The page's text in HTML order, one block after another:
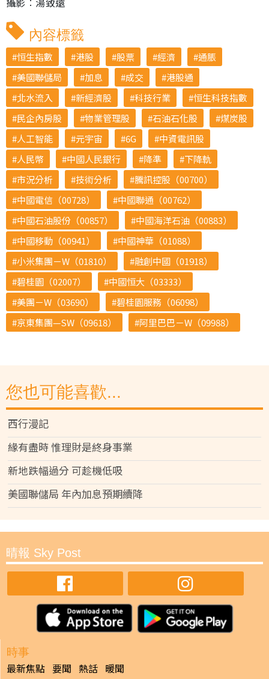
內容標籤
恒生指數 港股 股票 經濟
通脹
美國聯儲局
加息 成交
港股通
北水流入
新經濟股 科技行業
恒生科技指數
民企內房股
物業管理股 石油石化股
煤炭股
人工智能
元宇宙 6G
中資電訊股
人民幣
中國人民銀行 降準
下降軌
市況分析
技術分析
騰訊控股（00700）
中國電信（00728）
中國聯通（00762）
中國石油股份（00857）
中國海洋石油（00883）
中國移動（00941）
中國神華（01088）
小米集團－W（01810）
融創中國（01918）
碧桂園（02007）
中國恒大（03333）
美團－W（03690）
碧桂園服務（06098）
京東集團—SW（09618）
阿里巴巴－W（09988）
您也可能喜歡...
西行漫記
緣有盡時 惟理財是終身事業
新地跌幅過分 可趁機低吸
美國聯儲局 年內加息預期續降
晴報 Sky Post
時事
最新焦點 要聞 熱話 暖聞